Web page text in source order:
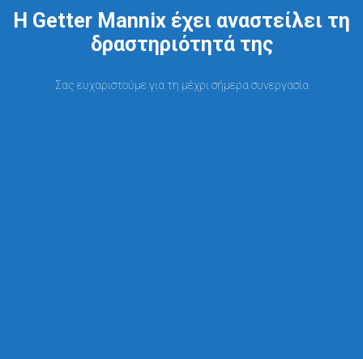
Η Getter Mannix έχει αναστείλει τη
δραστηριότητά της
Σας ευχαριστούμε για τη μέχρι σήμερα συνεργασία